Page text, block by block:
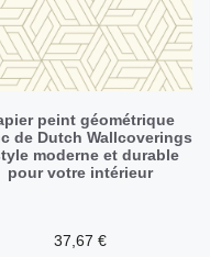
peint géométrique
de Dutch Wallcoverings
moderne et durable
pour votre intérieur
37,67 €